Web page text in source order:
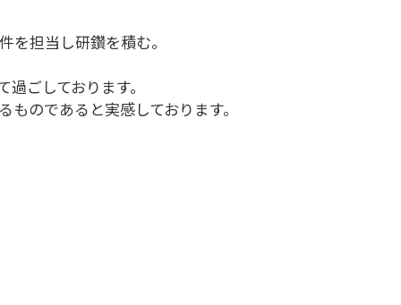
担当し研鑽を積む。
ごしております。
のであると実感しております。